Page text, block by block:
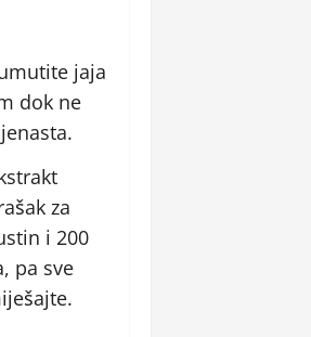
jaja
dok ne
za
i 200
pa sve